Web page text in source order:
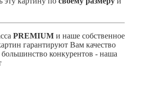
PREMIUM и наше собственное
гарантируют Вам качество
конкурентов - наша